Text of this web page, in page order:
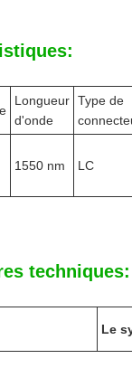
Longueur
d'onde
Type de
1550 nm LC
techniques:
Le